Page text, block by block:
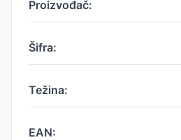
Proizvođač:
Šifra:
Težina:
EAN: